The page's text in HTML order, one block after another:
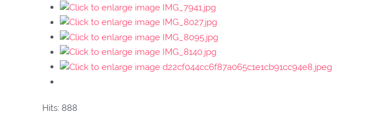
Hits: 888